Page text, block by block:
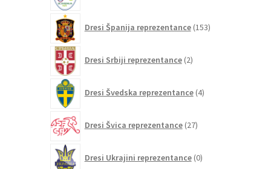
Dresi Španija reprezentance 153izdelkov
Dresi Srbiji reprezentance 2izdelka
Dresi Švedska reprezentance 4izdelki
Dresi Švica reprezentance 27izdelkov
Dresi Ukrajini reprezentance 0izdelkov